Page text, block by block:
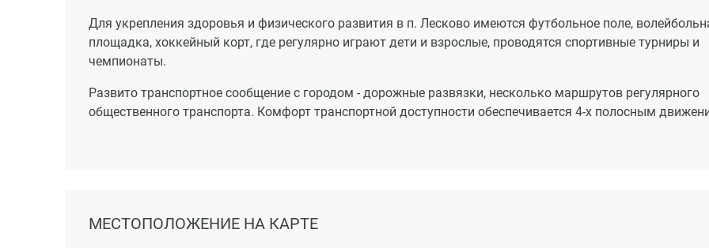
Для укрепления здоровья и физического развития в п. Лесково имеются футбольное поле,
площадка, хоккейный корт, где регулярно играют дети и взрослые, проводятся спортивные турниры и
чемпионаты.
Развито транспортное сообщение с городом - дорожные развязки, несколько маршрутов регулярного
общественного транспорта. Комфорт транспортной доступности обеспечивается 4-х полосным
МЕСТОПОЛОЖЕНИЕ НА КАРТЕ